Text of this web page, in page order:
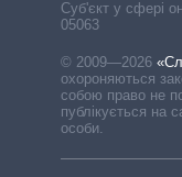
Cуб'єкт у сфері
05063
© 2009—2026
охороняються
собою право не
публікується на
особи.